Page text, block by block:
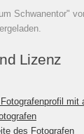
Schwanentor"
Lizenz
mit
des Fotografen